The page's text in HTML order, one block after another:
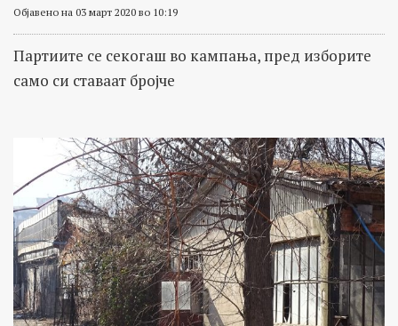
Објавено на 03 март 2020 во 10:19
Партиите се секогаш во кампања, пред изборите
само си ставаат бројче